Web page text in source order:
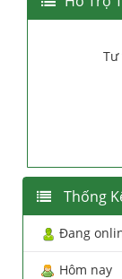
Tư
Thống
Đang
Hôm nay